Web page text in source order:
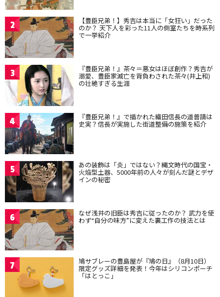
2 【豊臣兄弟！】秀吉は本当に「女狂い」だった
のか？ 天下人を彩った11人の側室たちを時系列
で一挙紹介
3 『豊臣兄弟！』茶々＝悪女はほぼ創作？秀吉が
溺愛、豊臣家滅亡を背負わされた茶々(井上和)
の壮絶すぎる生涯
4 『豊臣兄弟！』で描かれた織田信長の道普請は
史実？信長が実施した街道整備の施策を紹介
5 あの装飾は「炎」ではない？縄文時代の国宝・
火焔型土器、5000年前の人々が刻んだ謎とデザ
インの秘密
6 なぜ浅井の旧臣は秀吉に従ったのか？ 武力を使
わず“自分の味方”に変えた裏工作の技法とは
7 鳩サブレーの豊島屋が『鳩の日』（8月10日）
限定グッズ詳細を発表！今年はシリコンポーチ
「はとっこ」